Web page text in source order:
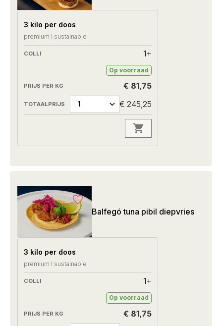
3 kilo per doos
premium I sustainable
1+
Op voorraad
€ 81,75
€ 245,25
Balfegó tuna pibil diepvries
3 kilo per doos
premium I sustainable
1+
Op voorraad
€ 81,75